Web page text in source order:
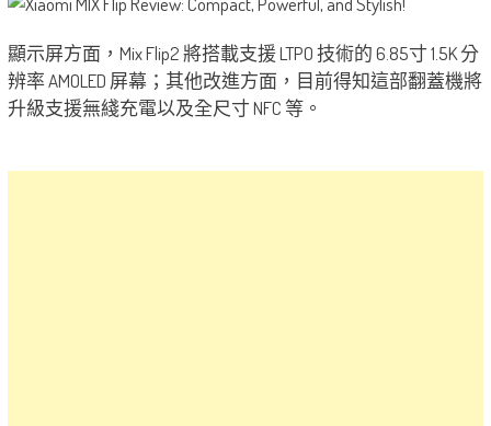
顯示屏方面，Mix Flip2 將搭載支援 LTPO 技術的 6.85寸 1.5K 分
辨率 AMOLED 屏幕；其他改進方面，目前得知這部翻蓋機將
升級支援無綫充電以及全尺寸 NFC 等。